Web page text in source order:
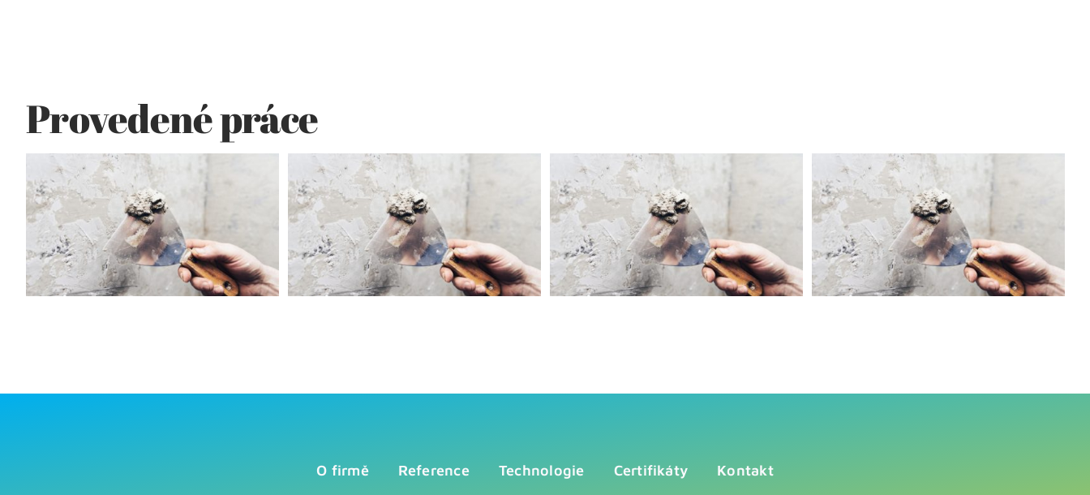
Provedené práce
O firmě Reference Technologie Certifikáty Kontakt